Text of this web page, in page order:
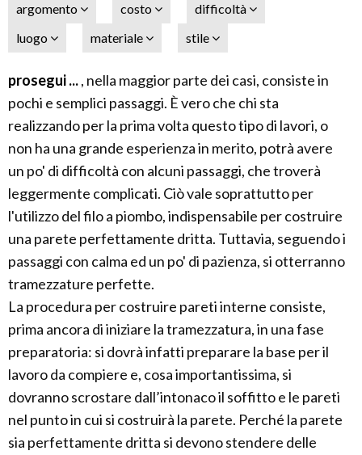
argomento costo
difficoltà
luogo
materiale stile
prosegui ..., nella maggior parte dei casi, consiste in
pochi e semplici passaggi. È vero che chi sta
realizzando per la prima volta questo tipo di lavori, o
non ha una grande esperienza in merito, potrà avere
un po' di difficoltà con alcuni passaggi, che troverà
leggermente complicati. Ciò vale soprattutto per
l'utilizzo del filo a piombo, indispensabile per costruire
una parete perfettamente dritta. Tuttavia, seguendo i
passaggi con calma ed un po' di pazienza, si otterranno
tramezzature perfette.
La procedura per costruire pareti interne consiste,
prima ancora di iniziare la tramezzatura, in una fase
preparatoria: si dovrà infatti preparare la base per il
lavoro da compiere e, cosa importantissima, si
dovranno scrostare dall’intonaco il soffitto e le pareti
nel punto in cui si costruirà la parete. Perché la parete
sia perfettamente dritta si devono stendere delle